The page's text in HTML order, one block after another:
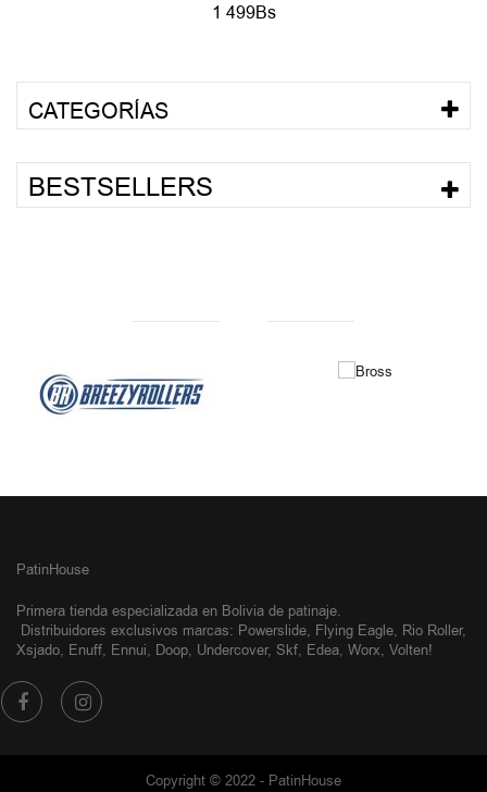
1 499Bs
CATEGORÍAS
BESTSELLERS
PatinHouse
Primera tienda especializada en Bolivia de patinaje.
Distribuidores exclusivos marcas: Powerslide, Flying Eagle, Rio Roller,
Xsjado, Enuff, Ennui, Doop, Undercover, Skf, Edea, Worx, Volten!
Copyright © 2022 - PatinHouse